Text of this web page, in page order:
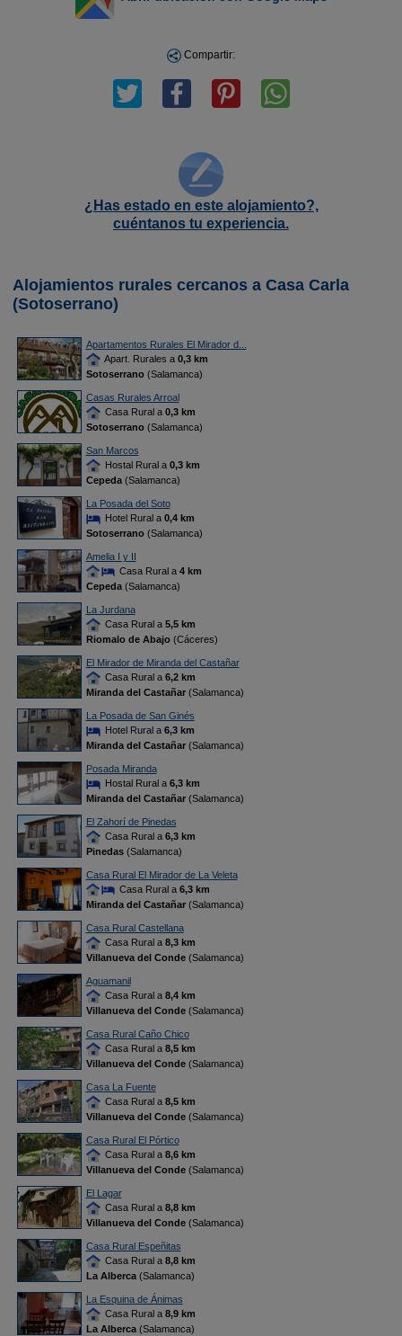
Compartir:
¿Has estado en este alojamiento?,
cuéntanos tu experiencia.
Alojamientos rurales cercanos a Casa Carla
(Sotoserrano)
Apartamentos Rurales El Mirador d...
Apart. Rurales a 0,3 km
Sotoserrano(Salamanca)
Casas Rurales Arroal
Casa Rural a 0,3 km
Sotoserrano(Salamanca)
San Marcos
Hostal Rural a 0,3 km
Cepeda(Salamanca)
La Posada del Soto
Hotel Rural a 0,4 km
Sotoserrano(Salamanca)
Amelia I y II
Casa Rural a 4 km
Cepeda(Salamanca)
La Jurdana
Casa Rural a 5,5 km
Riomalo de Abajo(Cáceres)
El Mirador de Miranda del Castañar
Casa Rural a 6,2 km
Miranda del Castañar(Salamanca)
La Posada de San Ginés
Hotel Rural a 6,3 km
Miranda del Castañar(Salamanca)
Posada Miranda
Hostal Rural a 6,3 km
Miranda del Castañar(Salamanca)
El Zahorí de Pinedas
Casa Rural a 6,3 km
Pinedas(Salamanca)
Casa Rural El Mirador de La Veleta
Casa Rural a 6,3 km
Miranda del Castañar(Salamanca)
Casa Rural Castellana
Casa Rural a 8,3 km
Villanueva del Conde(Salamanca)
Aguamanil
Casa Rural a 8,4 km
Villanueva del Conde(Salamanca)
Casa Rural Caño Chico
Casa Rural a 8,5 km
Villanueva del Conde(Salamanca)
Casa La Fuente
Casa Rural a 8,5 km
Villanueva del Conde(Salamanca)
Casa Rural El Pórtico
Casa Rural a 8,6 km
Villanueva del Conde(Salamanca)
El Lagar
Casa Rural a 8,8 km
Villanueva del Conde(Salamanca)
Casa Rural Espeñitas
Casa Rural a 8,8 km
La Alberca(Salamanca)
La Esquina de Ánimas
Casa Rural a 8,9 km
La Alberca(Salamanca)